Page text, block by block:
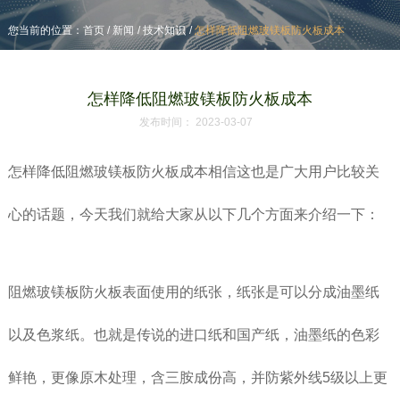
您当前的位置：首页 / 新闻 / 技术知识 /怎样降低阻燃玻镁板防火板成本
您当前的位置：首页 / 新闻 / 技术知识 /怎样降低阻燃玻镁板防火板成本
怎样降低阻燃玻镁板防火板成本
发布时间： 2023-03-07
怎样降低阻燃玻镁板防火板成本相信这也是广大用户比较关
心的话题，今天我们就给大家从以下几个方面来介绍一下：
阻燃玻镁板防火板表面使用的纸张，纸张是可以分成油墨纸
以及色浆纸。也就是传说的进口纸和国产纸，油墨纸的色彩
鲜艳，更像原木处理，含三胺成份高，并防紫外线5级以上更